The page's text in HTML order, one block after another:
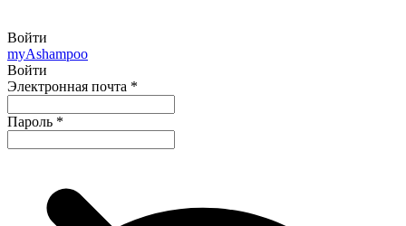
Войти
myAshampoo
Войти
Электронная почта *
Пароль *